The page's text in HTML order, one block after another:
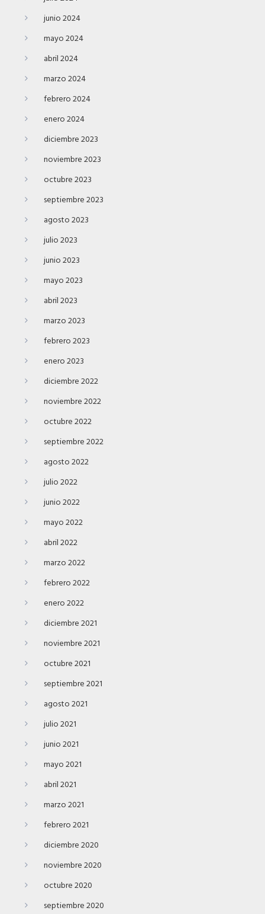
junio 2024
mayo 2024
abril 2024
marzo 2024
febrero 2024
enero 2024
diciembre 2023
noviembre 2023
octubre 2023
septiembre 2023
agosto 2023
julio 2023
junio 2023
mayo 2023
abril 2023
marzo 2023
febrero 2023
enero 2023
diciembre 2022
noviembre 2022
octubre 2022
septiembre 2022
agosto 2022
julio 2022
junio 2022
mayo 2022
abril 2022
marzo 2022
febrero 2022
enero 2022
diciembre 2021
noviembre 2021
octubre 2021
septiembre 2021
agosto 2021
julio 2021
junio 2021
mayo 2021
abril 2021
marzo 2021
febrero 2021
diciembre 2020
noviembre 2020
octubre 2020
septiembre 2020